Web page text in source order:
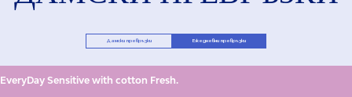
Дамски превръзки Ежедневни превръзки
EveryDay Sensitive with cotton Fresh.